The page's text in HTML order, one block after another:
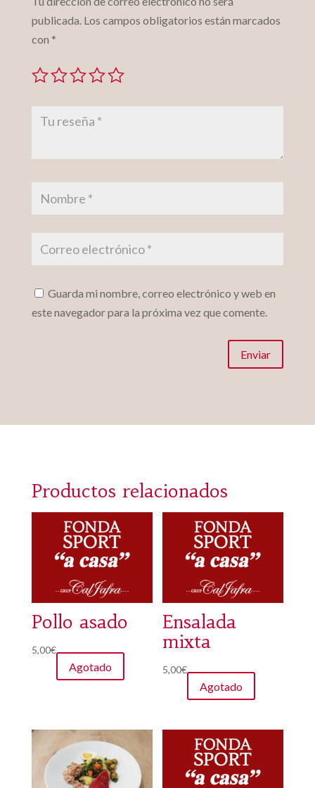
publicada. Los campos obligatorios están marcados
con *
Guarda mi nombre, correo electrónico y web en
este navegador para la próxima vez que comente.
Enviar
Productos relacionados
Pollo asado
5,00€
Agotado
Ensalada
mixta
5,00€
Agotado